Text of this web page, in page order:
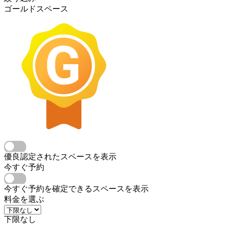
ゴールドスペース
優良認定されたスペースを表示
今すぐ予約
今すぐ予約を確定できるスペースを表示
料金を選ぶ
下限なし